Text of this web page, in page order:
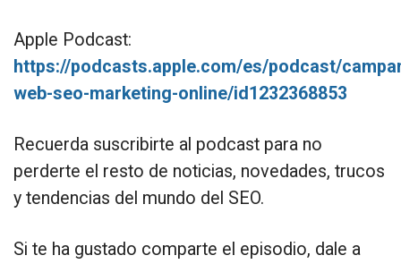
Apple Podcast:
https://podcasts.apple.com/es/podcast/
web-seo-marketing-online/id1232368853
Recuerda suscribirte al podcast para no
perderte el resto de noticias, novedades, trucos
y tendencias del mundo del SEO.
Si te ha gustado comparte el episodio, dale a